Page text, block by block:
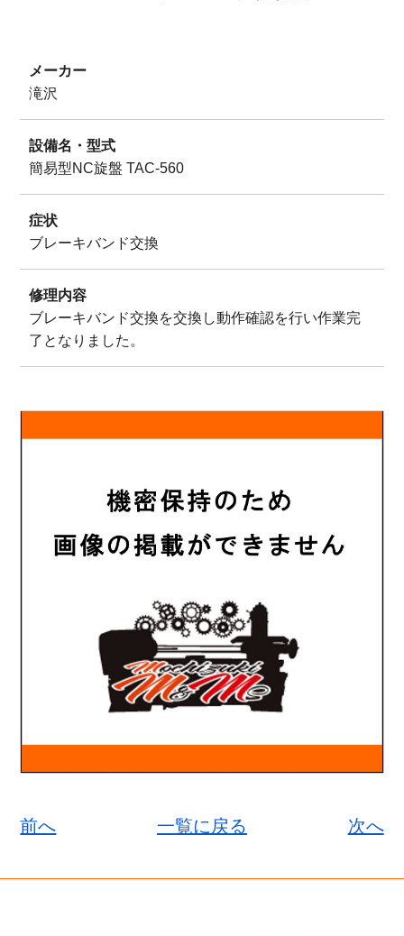
メーカー
滝沢
設備名・型式
簡易型NC旋盤 TAC-560
症状
ブレーキバンド交換
修理内容
ブレーキバンド交換を交換し動作確認を行い作業完
了となりました。
前へ 一覧に戻る 次へ